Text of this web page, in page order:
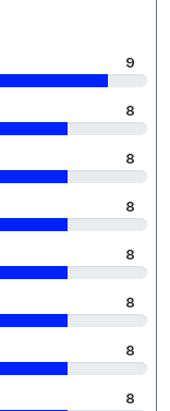
9
8
8
8
8
8
8
8